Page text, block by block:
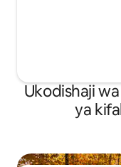
Ukodishaji
ya